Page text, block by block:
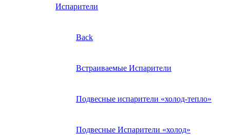
Испарители
Back
Встраиваемые Испарители
Подвесные испарители «холод-тепло»
Подвесные Испарители «холод»